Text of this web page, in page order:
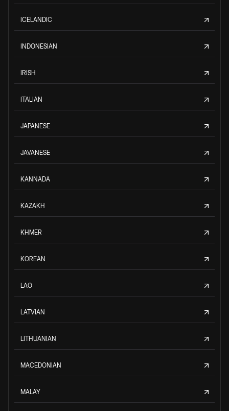
ICELANDIC
INDONESIAN
IRISH
ITALIAN
JAPANESE
JAVANESE
KANNADA
KAZAKH
KHMER
KOREAN
LAO
LATVIAN
LITHUANIAN
MACEDONIAN
MALAY